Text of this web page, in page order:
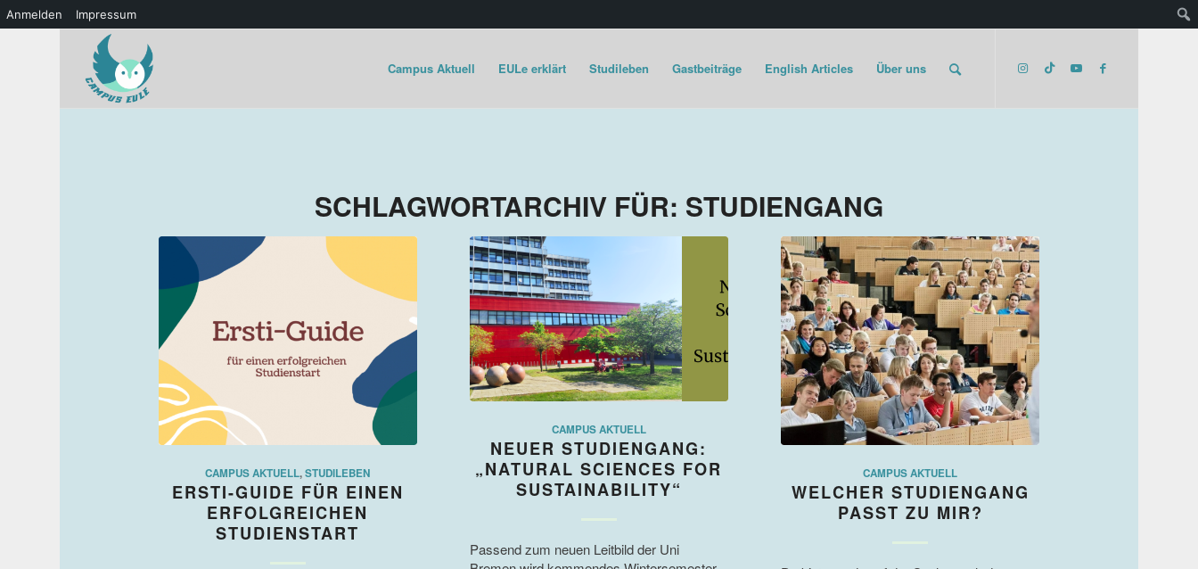
Anmelden Impressum
Campus Aktuell EULe erklärt Studileben Gastbeiträge English Articles Über uns
SCHLAGWORTARCHIV FÜR: STUDIENGANG
CAMPUS AKTUELL,STUDILEBEN
ERSTI-GUIDE FÜR EINEN
ERFOLGREICHEN
STUDIENSTART
CAMPUS AKTUELL
NEUER STUDIENGANG:
„NATURAL SCIENCES FOR
SUSTAINABILITY“
Passend zum neuen Leitbild der Uni
CAMPUS AKTUELL
WELCHER STUDIENGANG
PASST ZU MIR?